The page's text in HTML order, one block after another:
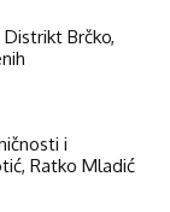
Brčko,
i
Ratko Mladić